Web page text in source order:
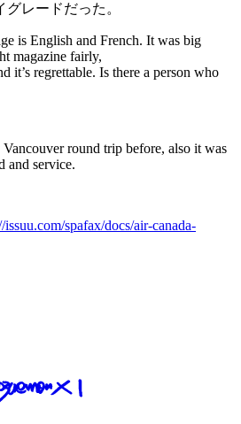
レードだった。
is English and French. It was big
magazine fairly,
it’s regrettable. Is there a person who
round trip before, also it was
and service.
issuu.com/spafax/docs/air-canada-